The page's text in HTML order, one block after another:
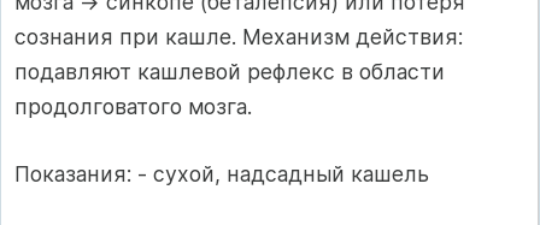
сознания при кашле. Механизм действия:
подавляют кашлевой рефлекс в области
продолговатого мозга.
Показания: - сухой, надсадный кашель